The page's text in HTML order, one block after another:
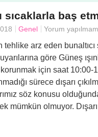
sıcaklarla baş
Genel Yorum
tehlike arz eden bunaltıcı
göre Güneş
için saat 10:00-
sürece dışarı
söz konusu
mümkün olmuyor.